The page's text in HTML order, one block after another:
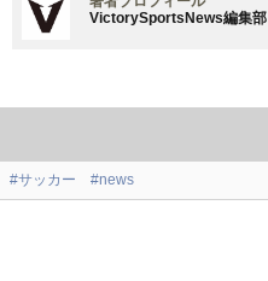
VictorySportsNews編集部
#サッカー #news